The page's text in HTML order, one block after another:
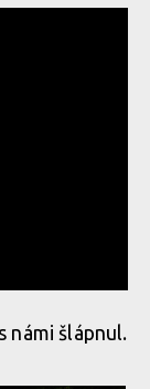
námi šlápnul.